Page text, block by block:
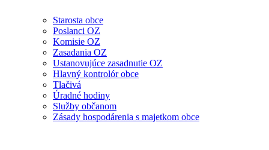
Starosta obce
Poslanci OZ
Komisie OZ
Zasadania OZ
Ustanovujúce zasadnutie OZ
Hlavný kontrolór obce
Tlačivá
Úradné hodiny
Služby občanom
Zásady hospodárenia s majetkom obce